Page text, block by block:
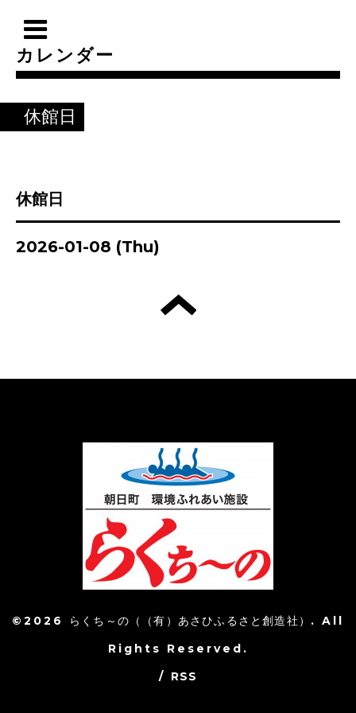
カレンダー
休館日
休館日
2026-01-08 (Thu)
©2026 らくち～の（（有）あさひふるさと創造社） . All
Rights Reserved.
/ RSS